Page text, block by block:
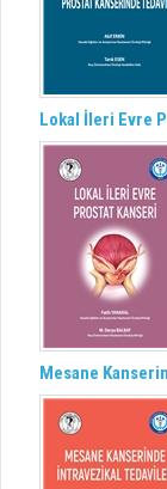
Lokal İleri Evre
Mesane